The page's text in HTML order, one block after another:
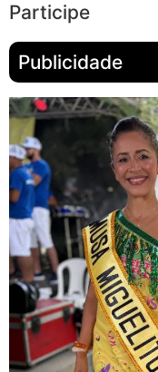
Participe
Publicidade